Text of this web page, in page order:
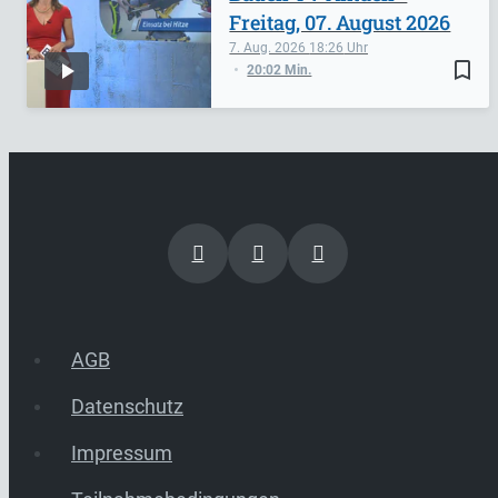
bookmark_border
7. Aug. 2026 18:26
20:02 Min.
Freitag, 07. August 2026
AGB
Datenschutz
Impressum